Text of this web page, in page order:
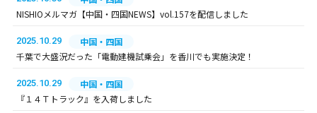
NISHIOメルマガ【中国・四国NEWS】vol.157を配信しました
2025.10.29
中国・四国
千葉で大盛況だった「電動建機試乗会」を香川でも実施決定！
2025.10.29
中国・四国
『１４Ｔトラック』を入荷しました